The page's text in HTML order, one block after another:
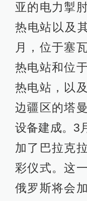
亚的电力掣
热电站以及
月，位于塞
热电站和位
热电站，以
边疆区的塔
设备建成。3
加了巴拉克
彩仪式。这
俄罗斯将会